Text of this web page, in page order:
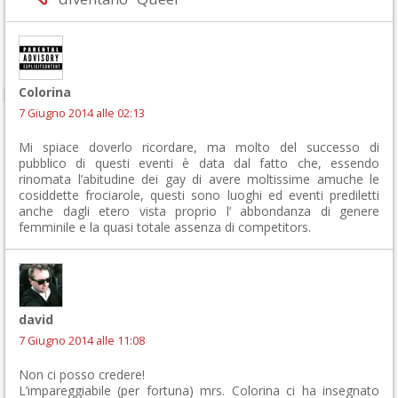
Colorina
7 Giugno 2014 alle 02:13
Mi spiace doverlo ricordare, ma molto del successo di
pubblico di questi eventi è data dal fatto che, essendo
rinomata l’abitudine dei gay di avere moltissime amuche le
cosiddette frociarole, questi sono luoghi ed eventi prediletti
anche dagli etero vista proprio l’ abbondanza di genere
femminile e la quasi totale assenza di competitors.
david
7 Giugno 2014 alle 11:08
Non ci posso credere!
L’impareggiabile (per fortuna) mrs. Colorina ci ha insegnato